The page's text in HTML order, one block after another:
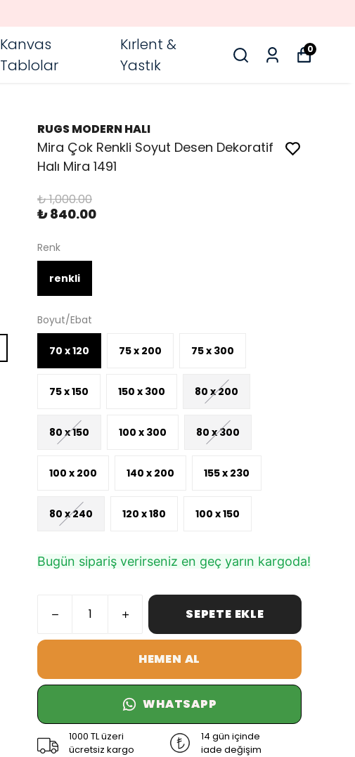
Kanvas
Tablolar
Kırlent &
Yastık
0
RUGS MODERN HALI
Mira Çok Renkli Soyut Desen Dekoratif
Halı Mira 1491
₺ 1,000.00
₺ 840.00
Renk
renkli
Boyut/Ebat
70 x 120 75 x 200 75 x 300
75 x 150 150 x 300 80 x 200
80 x 150 100 x 300 80 x 300
100 x 200 140 x 200 155 x 230
80 x 240 120 x 180 100 x 150
Bugün sipariş verirseniz en geç yarın kargoda!
SEPETE EKLE
HEMEN AL
WHATSAPP
1000 TL üzeri
ücretsiz kargo
14 gün içinde
iade değişim